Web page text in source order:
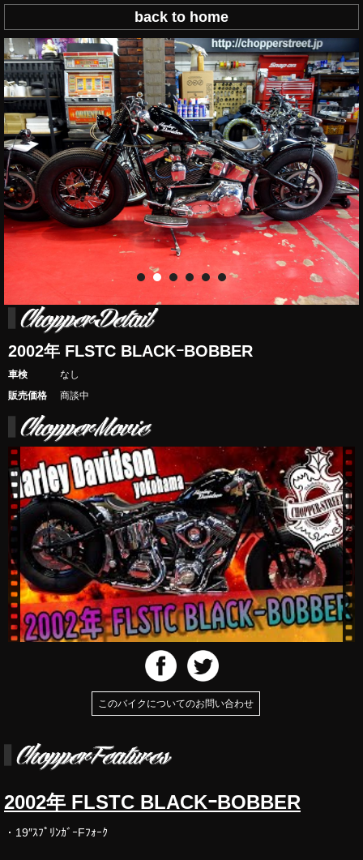
back to home
2002年 FLSTC BLACKｰBOBBER
車検
なし
販売価格
商談中
このバイクについてのお問い合わせ
2002年 FLSTC BLACKｰBOBBER
・19″ｽﾌﾟﾘﾝｶﾞｰFﾌｫｰｸ